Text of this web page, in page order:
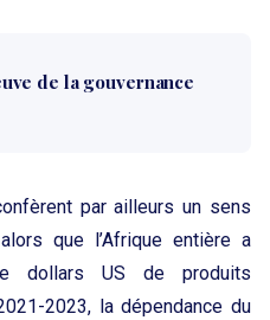
de la gouvernance
par ailleurs un sens
que l’Afrique entière a
dollars US de produits
2023, la dépendance du